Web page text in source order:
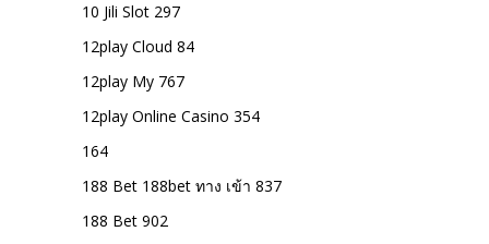
10 Jili Slot 297
12play Cloud 84
12play My 767
12play Online Casino 354
164
188 Bet 188bet ทาง เข้า 837
188 Bet 902